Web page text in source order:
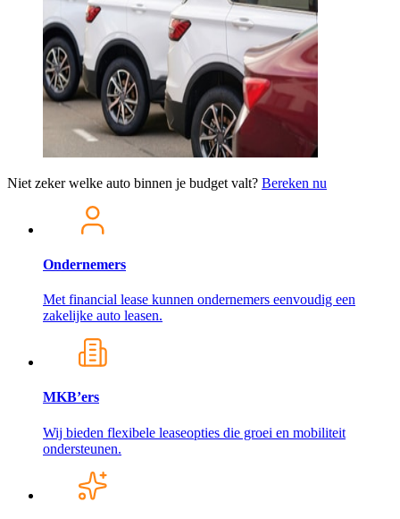
Niet zeker welke auto binnen je budget valt? Bereken nu
Ondernemers
Met financial lease kunnen ondernemers eenvoudig een
zakelijke auto leasen.
MKB’ers
Wij bieden flexibele leaseopties die groei en mobiliteit
ondersteunen.